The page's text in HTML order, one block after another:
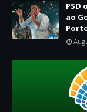
PSD
ao